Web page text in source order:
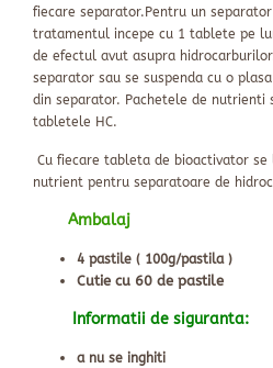
fiecare separator.Pentru un
tratamentul incepe cu 1 tablete pe
de efectul avut asupra
separator sau se suspenda cu o
din separator. Pachetele de nutrienti
tabletele HC.
Cu fiecare tableta de bioactivator
nutrient pentru separatoare de
Ambalaj
4 pastile ( 100g/pastila )
Cutie cu 60 de pastile
Informatii de siguranta:
a nu se inghiti